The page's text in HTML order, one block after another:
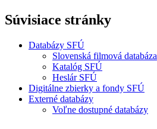
Súvisiace stránky
Databázy SFÚ
Slovenská filmová databáza
Katalóg SFÚ
Heslár SFÚ
Digitálne zbierky a fondy SFÚ
Externé databázy
Voľne dostupné databázy